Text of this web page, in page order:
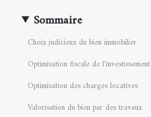
Sommaire
Choix judicieux du bien immobilier
Optimisation fiscale de l'investissement
Optimisation des charges locatives
Valorisation du bien par des travaux